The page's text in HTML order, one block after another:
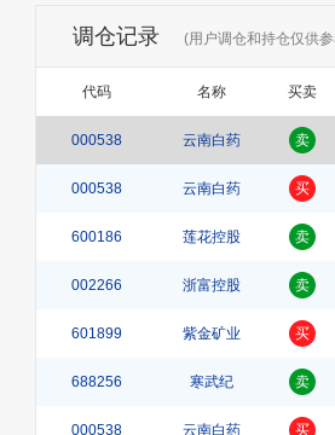
调仓记录 (用户调仓和持仓仅供
代码 名称 买卖
000538 云南白药 卖
000538 云南白药 买
600186 莲花控股 卖
002266 浙富控股 卖
601899 紫金矿业 买
688256 寒武纪 卖
000538 云南白药 买